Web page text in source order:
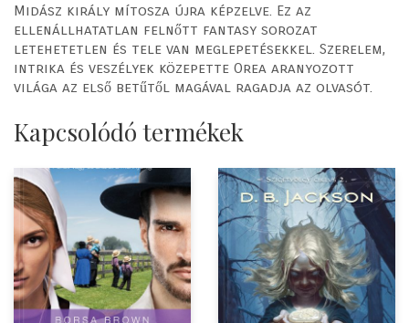
Midász király mítosza újra képzelve. Ez az
ellenállhatatlan felnőtt fantasy sorozat
letehetetlen és tele van meglepetésekkel. Szerelem,
intrika és veszélyek közepette Orea aranyozott
világa az első betűtől magával ragadja az olvasót.
Kapcsolódó termékek